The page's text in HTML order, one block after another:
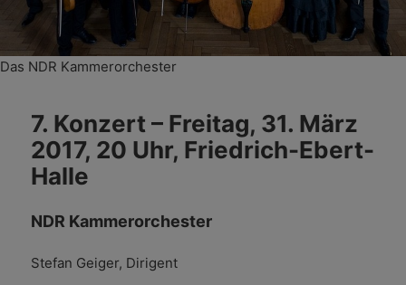
Das NDR Kammerorchester
7. Konzert – Freitag, 31. März
2017, 20 Uhr, Friedrich-Ebert-
Halle
NDR Kammerorchester
Stefan Geiger, Dirigent